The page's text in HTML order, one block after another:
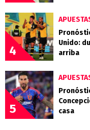
4
Unido:
arriba
5
casa